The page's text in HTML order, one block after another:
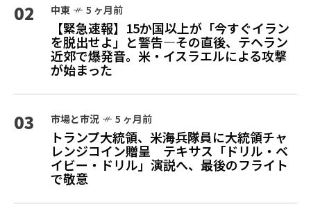
02 中東 5 ヶ月前
【緊急速報】15か国以上が「今すぐイラン
を脱出せよ」と警告—その直後、テヘラン
近郊で爆発音。米・イスラエルによる攻撃
が始まった
03 市場と市況 5 ヶ月前
トランプ大統領、米海兵隊員に大統領チャ
レンジコイン贈呈 テキサス「ドリル・ベ
イビー・ドリル」演説へ、最後のフライト
で敬意